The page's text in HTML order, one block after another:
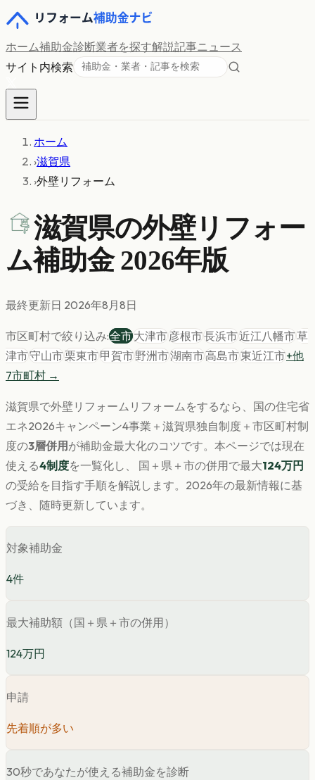
ホーム補助金診断業者を探す解説記事ニュース
サイト内検索
ホーム
›滋賀県
›外壁リフォーム
滋賀県の外壁リフォー
ム補助金 2026年版
最終更新日 2026年8月8日
市区町村で絞り込み:全市大津市彦根市長浜市近江八幡市草
津市守山市栗東市甲賀市野洲市湖南市高島市東近江市+他
7市町村 →
滋賀県で外壁リフォーム リフォームをするなら、国の住宅省
エネ2026キャンペーン4事業＋ 滋賀県独自制度＋市区町村制
度の3層併用 が補助金最大化のコツです。 本ページでは現在
使える4制度を一覧化し、 国＋県＋市の併用で最大124万円
の受給を目指す手順を解説します。 2026年の最新情報に基
づき、随時更新しています。
対象補助金
4件
最大補助額（国＋県＋市の併用）
124万円
申請
先着順が多い
30秒であなたが使える補助金を診断